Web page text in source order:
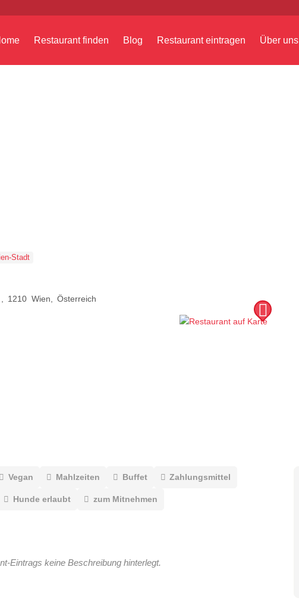
Restaurant finden Blog Restaurant eintragen Über uns
Stadt
1210 Wien Österreich
Vegan Mahlzeiten Buffet Zahlungsmittel
Hunde erlaubt zum Mitnehmen
Eintrags keine Beschreibung hinterlegt.